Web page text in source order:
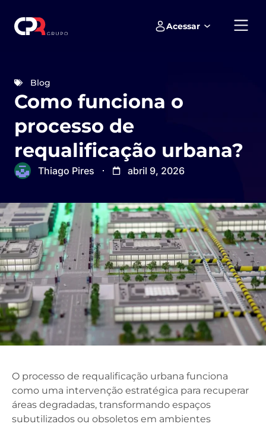
Acessar
Blog
Como funciona o
processo de
requalificação urbana?
Thiago Pires abril 9, 2026
O processo de requalificação urbana funciona
como uma intervenção estratégica para recuperar
áreas degradadas, transformando espaços
subutilizados ou obsoletos em ambientes